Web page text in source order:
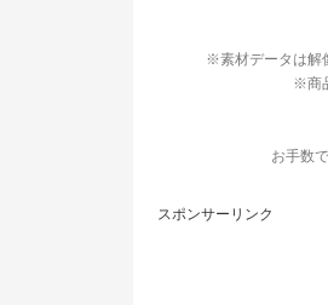
※素材データは解
※商
お手数
スポンサーリンク